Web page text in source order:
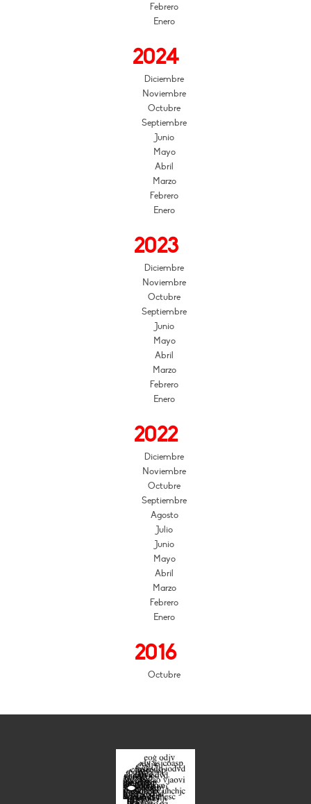
Febrero
Enero
2024
Diciembre
Noviembre
Octubre
Septiembre
Junio
Mayo
Abril
Marzo
Febrero
Enero
2023
Diciembre
Noviembre
Octubre
Septiembre
Junio
Mayo
Abril
Marzo
Febrero
Enero
2022
Diciembre
Noviembre
Octubre
Septiembre
Agosto
Julio
Junio
Mayo
Abril
Marzo
Febrero
Enero
2016
Octubre